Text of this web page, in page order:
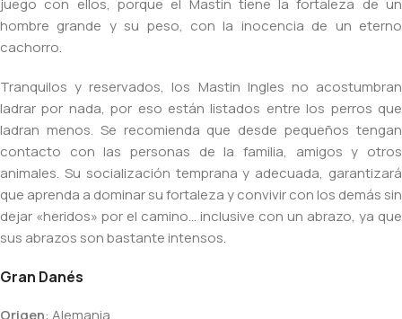
juego con ellos, porque el Mastín tiene la fortaleza de un
hombre grande y su peso, con la inocencia de un eterno
cachorro.
Tranquilos y reservados, los Mastin Ingles no acostumbran
ladrar por nada, por eso están listados entre los perros que
ladran menos. Se recomienda que desde pequeños tengan
contacto con las personas de la familia, amigos y otros
animales. Su socialización temprana y adecuada, garantizará
que aprenda a dominar su fortaleza y convivir con los demás sin
dejar «heridos» por el camino… inclusive con un abrazo, ya que
sus abrazos son bastante intensos.
Gran Danés
Origen: Alemania